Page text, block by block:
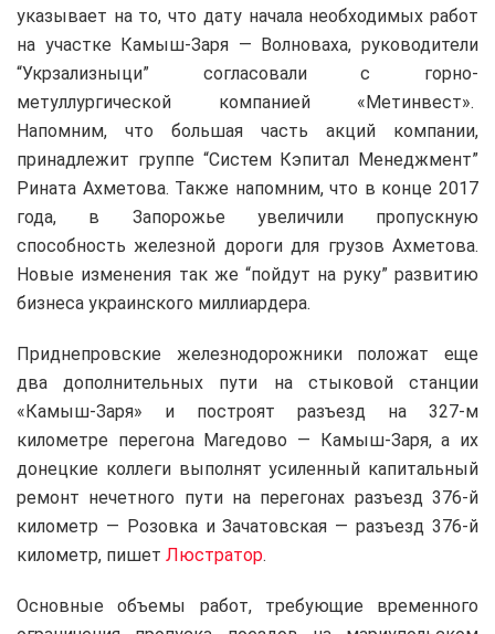
указывает на то, что дату начала необходимых работ
на участке Камыш-Заря — Волноваха, руководители
“Укрзализныци” согласовали с горно-
метуллургической компанией «Метинвест».
Напомним, что большая часть акций компании,
принадлежит группе “Систем Кэпитал Менеджмент”
Рината Ахметова. Также напомним, что в конце 2017
года, в Запорожье увеличили пропускную
способность железной дороги для грузов Ахметова.
Новые изменения так же “пойдут на руку” развитию
бизнеса украинского миллиардера.
Приднепровские железнодорожники положат еще
два дополнительных пути на стыковой станции
«Камыш-Заря» и построят разъезд на 327-м
километре перегона Магедово — Камыш-Заря, а их
донецкие коллеги выполнят усиленный капитальный
ремонт нечетного пути на перегонах разъезд 376-й
километр — Розовка и Зачатовская — разъезд 376-й
километр, пишет Люстратор.
Основные объемы работ, требующие временного